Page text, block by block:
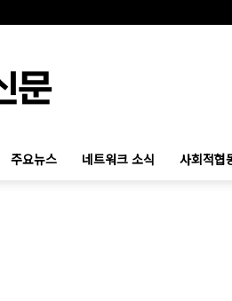
니
어
주요뉴스 네트워크 소식 사회적협